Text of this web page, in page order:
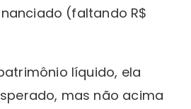
(faltando R$
líquido, ela
mas não acima